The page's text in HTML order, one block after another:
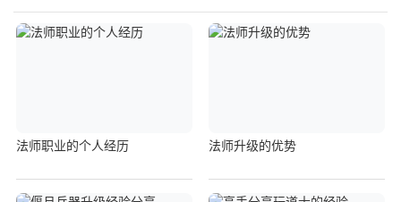
法师职业的个人经历 法师升级的优势